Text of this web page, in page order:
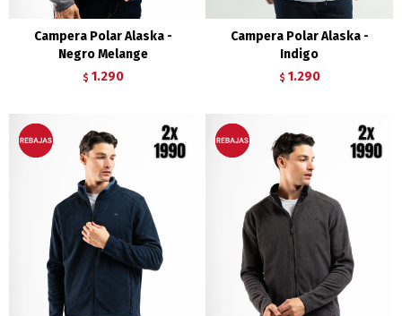
Campera Polar Alaska -
Negro Melange
$ 1.290
Campera Polar Alaska -
Indigo
$ 1.290